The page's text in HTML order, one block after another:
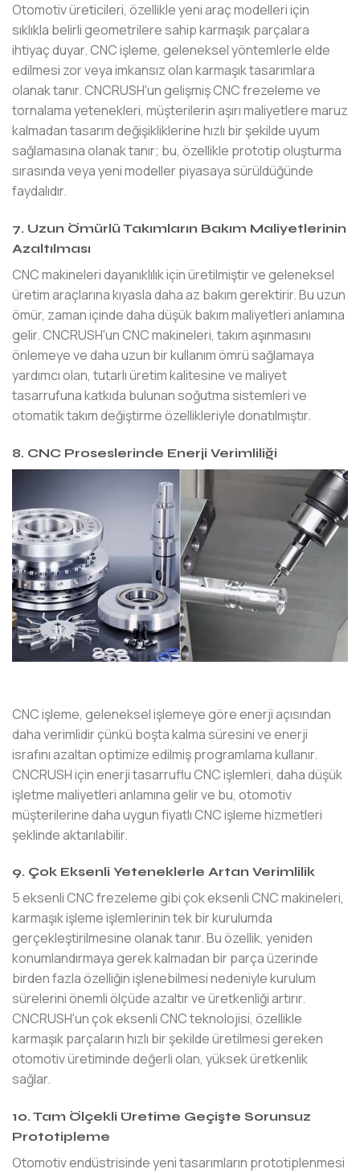
Otomotiv üreticileri, özellikle yeni araç modelleri için
sıklıkla belirli geometrilere sahip karmaşık parçalara
ihtiyaç duyar. CNC işleme, geleneksel yöntemlerle elde
edilmesi zor veya imkansız olan karmaşık tasarımlara
olanak tanır. CNCRUSH'un gelişmiş CNC frezeleme ve
tornalama yetenekleri, müşterilerin aşırı maliyetlere maruz
kalmadan tasarım değişikliklerine hızlı bir şekilde uyum
sağlamasına olanak tanır; bu, özellikle prototip oluşturma
sırasında veya yeni modeller piyasaya sürüldüğünde
faydalıdır.
7. Uzun Ömürlü Takımların Bakım Maliyetlerinin
Azaltılması
CNC makineleri dayanıklılık için üretilmiştir ve geleneksel
üretim araçlarına kıyasla daha az bakım gerektirir. Bu uzun
ömür, zaman içinde daha düşük bakım maliyetleri anlamına
gelir. CNCRUSH'un CNC makineleri, takım aşınmasını
önlemeye ve daha uzun bir kullanım ömrü sağlamaya
yardımcı olan, tutarlı üretim kalitesine ve maliyet
tasarrufuna katkıda bulunan soğutma sistemleri ve
otomatik takım değiştirme özellikleriyle donatılmıştır.
8. CNC Proseslerinde Enerji Verimliliği
CNC işleme, geleneksel işlemeye göre enerji açısından
daha verimlidir çünkü boşta kalma süresini ve enerji
israfını azaltan optimize edilmiş programlama kullanır.
CNCRUSH için enerji tasarruflu CNC işlemleri, daha düşük
işletme maliyetleri anlamına gelir ve bu, otomotiv
müşterilerine daha uygun fiyatlı CNC işleme hizmetleri
şeklinde aktarılabilir.
9. Çok Eksenli Yeteneklerle Artan Verimlilik
5 eksenli CNC frezeleme gibi çok eksenli CNC makineleri,
karmaşık işleme işlemlerinin tek bir kurulumda
gerçekleştirilmesine olanak tanır. Bu özellik, yeniden
konumlandırmaya gerek kalmadan bir parça üzerinde
birden fazla özelliğin işlenebilmesi nedeniyle kurulum
sürelerini önemli ölçüde azaltır ve üretkenliği artırır.
CNCRUSH'un çok eksenli CNC teknolojisi, özellikle
karmaşık parçaların hızlı bir şekilde üretilmesi gereken
otomotiv üretiminde değerli olan, yüksek üretkenlik
sağlar.
10. Tam Ölçekli Üretime Geçişte Sorunsuz
Prototipleme
Otomotiv endüstrisinde yeni tasarımların prototiplenmesi